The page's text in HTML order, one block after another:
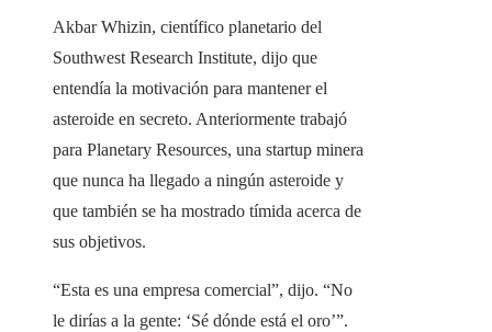
Akbar Whizin, científico planetario del
Southwest Research Institute, dijo que
entendía la motivación para mantener el
asteroide en secreto. Anteriormente trabajó
para Planetary Resources, una startup minera
que nunca ha llegado a ningún asteroide y
que también se ha mostrado tímida acerca de
sus objetivos.
“Esta es una empresa comercial”, dijo. “No
le dirías a la gente: ‘Sé dónde está el oro’”.